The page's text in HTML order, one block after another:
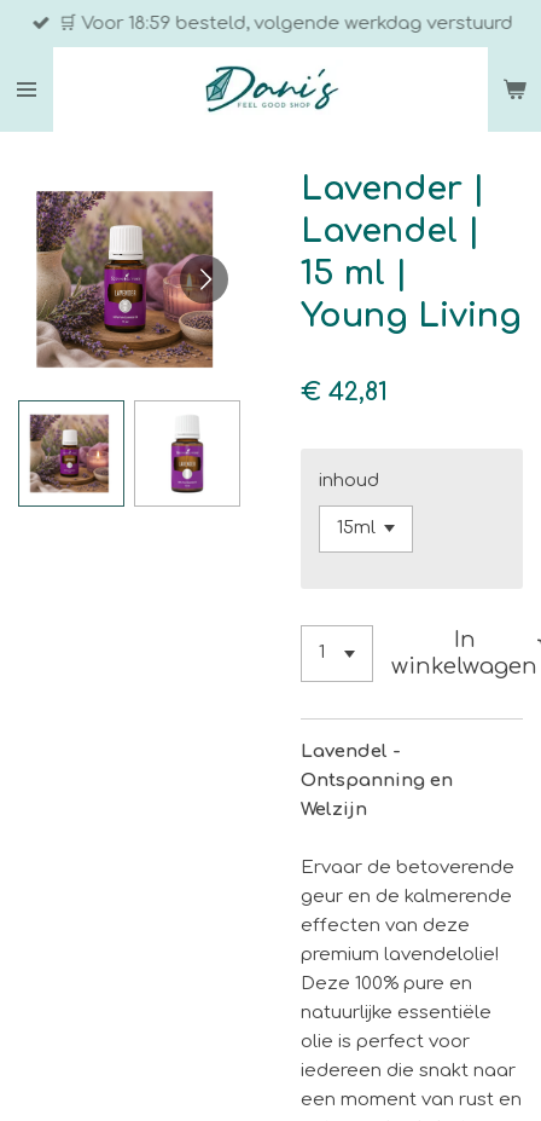
Ga
direct
naar
🛒 Voor 18:59 besteld, volgende werkdag verstuurd
Lavender |
Lavendel |
15 ml |
Young Living
€ 42,81
inhoud
In
winkelwagen
Lavendel -
Ontspanning en
Welzijn
Ervaar de betoverende
geur en de kalmerende
effecten van deze
premium lavendelolie!
Deze 100% pure en
natuurlijke essentiële
olie is perfect voor
iedereen die snakt naar
een moment van rust en